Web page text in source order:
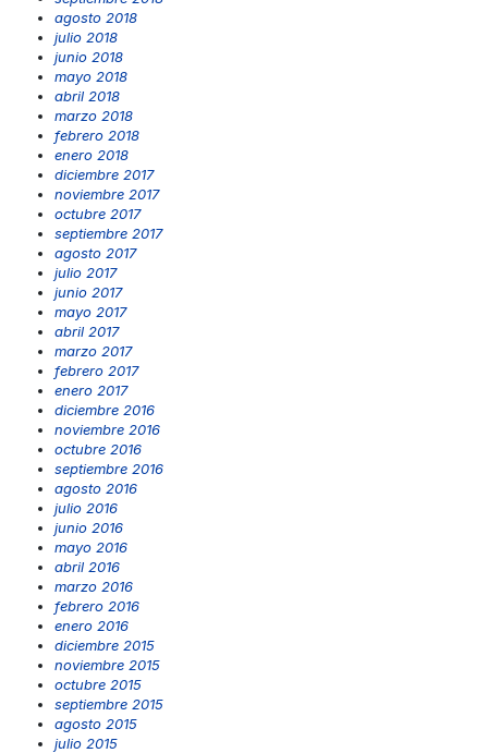
agosto 2018
julio 2018
junio 2018
mayo 2018
abril 2018
marzo 2018
febrero 2018
enero 2018
diciembre 2017
noviembre 2017
octubre 2017
septiembre 2017
agosto 2017
julio 2017
junio 2017
mayo 2017
abril 2017
marzo 2017
febrero 2017
enero 2017
diciembre 2016
noviembre 2016
octubre 2016
septiembre 2016
agosto 2016
julio 2016
junio 2016
mayo 2016
abril 2016
marzo 2016
febrero 2016
enero 2016
diciembre 2015
noviembre 2015
octubre 2015
septiembre 2015
agosto 2015
julio 2015